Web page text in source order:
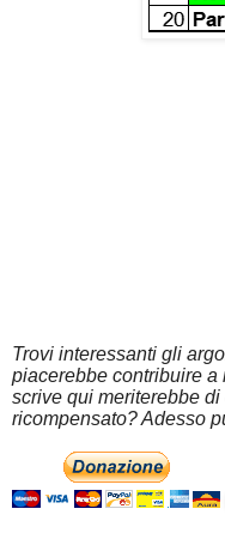
Trovi interessanti gli
piacerebbe contribuire
scrive qui meriterebbe
ricompensato? Adesso